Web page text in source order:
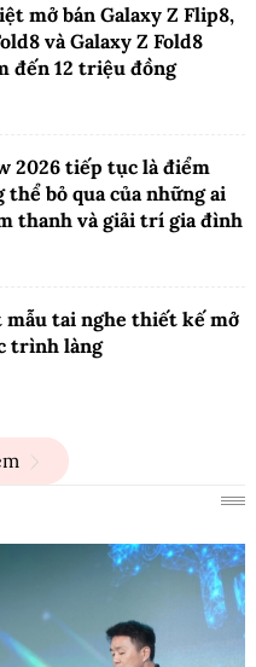
mở bán Galaxy Z Flip8,
và Galaxy Z Fold8
đến 12 triệu đồng
2026 tiếp tục là điểm
thể bỏ qua của những ai
thanh và giải trí gia đình
mẫu tai nghe thiết kế mở
trình làng